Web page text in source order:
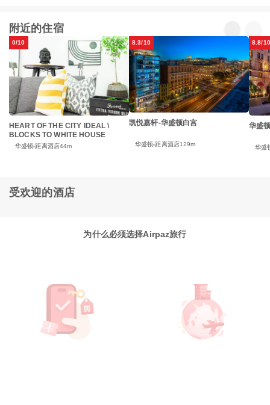
附近的住宿
0/10
HEART OF THE CITY IDEAL \
BLOCKS TO WHITE HOUSE
华盛顿 距离酒店44m
8.3/10
凯悦嘉轩-华盛顿白宫
华盛顿 距离酒店129m
8.8/10
华盛
华盛
受欢迎的酒店
为什么必须选择Airpaz旅行